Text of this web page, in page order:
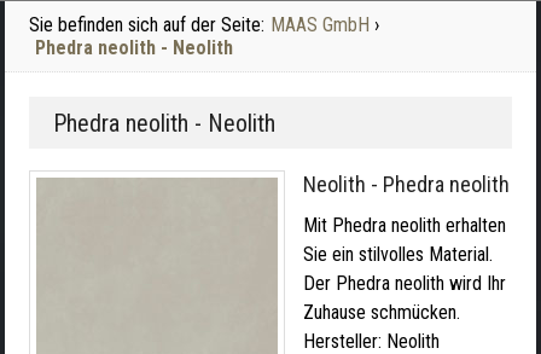
Sie befinden sich auf der Seite: MAAS GmbH ›
Phedra neolith - Neolith
Phedra neolith - Neolith
Neolith - Phedra neolith
Mit Phedra neolith erhalten
Sie ein stilvolles Material.
Der Phedra neolith wird Ihr
Zuhause schmücken.
Hersteller: Neolith